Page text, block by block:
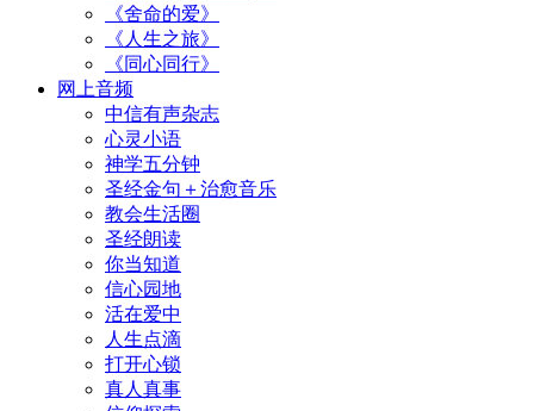
《舍命的爱》
《人生之旅》
《同心同行》
网上音频
中信有声杂志
心灵小语
神学五分钟
圣经金句＋治愈音乐
教会生活圈
圣经朗读
你当知道
信心园地
活在爱中
人生点滴
打开心锁
真人真事